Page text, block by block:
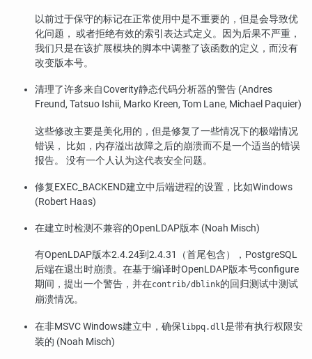
以前过于保守的标记在正常使用中是不重要的，但是会导致优
化问题， 或者拒绝有效的索引表达式定义。因为后果不严重，
我们只是在该扩展模块的脚本中调整了该函数的定义，而没有
改变版本号。
清理了许多来自Coverity静态代码分析器的警告 (Andres
Freund, Tatsuo Ishii, Marko Kreen, Tom Lane, Michael Paquier)
这些修改主要是美化用的，但是修复了一些情况下的极端情况
错误， 比如，内存溢出故障之后的崩溃而不是一个适当的错误
报告。 没有一个人认为这代表安全问题。
修复EXEC_BACKEND建立中后端进程的设置，比如Windows
(Robert Haas)
在建立时检测不兼容的OpenLDAP版本 (Noah Misch)
有OpenLDAP版本2.4.24到2.4.31（首尾包含）， PostgreSQL
后端在退出时崩溃。在基于编译时OpenLDAP版本号configure
期间，提出一个警告，并在contrib/dblink的回归测试中测试
崩溃情况。
在非MSVC Windows建立中，确保libpq.dll 是带有执行权限安
装的 (Noah Misch)